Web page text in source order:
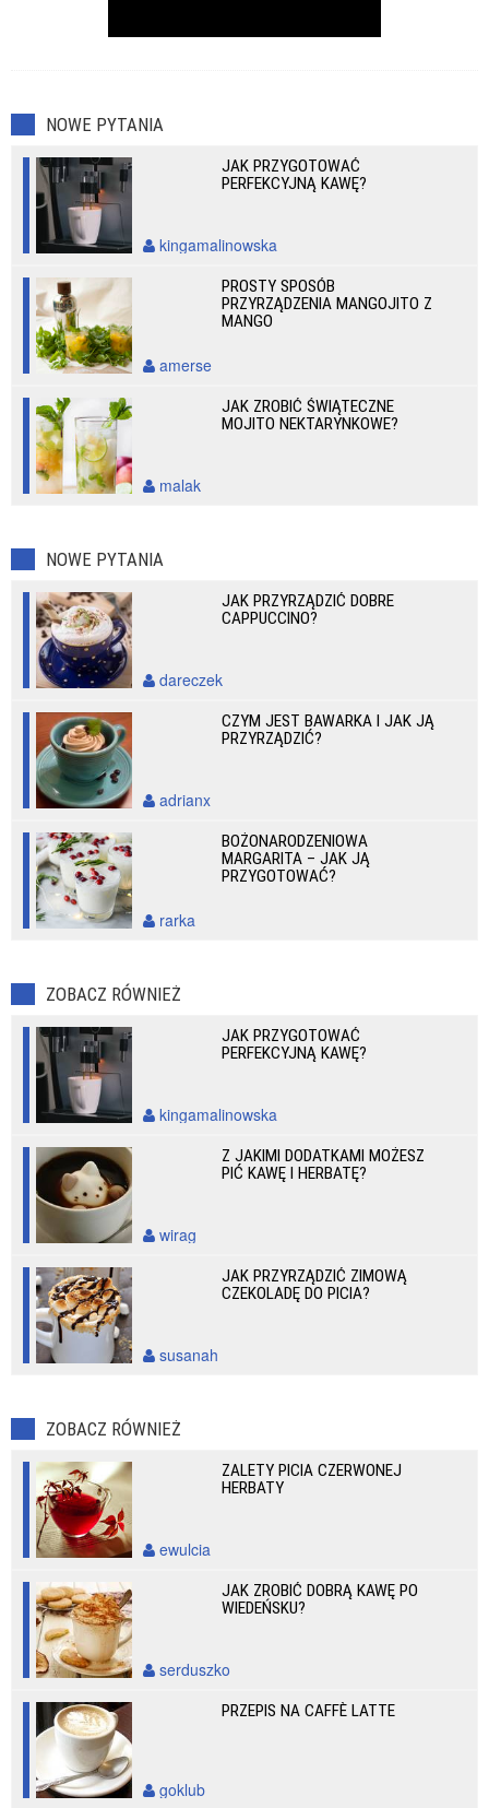
NOWE PYTANIA
JAK PRZYGOTOWAĆ
PERFEKCYJNĄ KAWĘ?
kingamalinowska
PROSTY SPOSÓB
PRZYRZĄDZENIA MANGOJITO Z
MANGO
amerse
JAK ZROBIĆ ŚWIĄTECZNE
MOJITO NEKTARYNKOWE?
malak
NOWE PYTANIA
JAK PRZYRZĄDZIĆ DOBRE
CAPPUCCINO?
dareczek
CZYM JEST BAWARKA I JAK JĄ
PRZYRZĄDZIĆ?
adrianx
BOŻONARODZENIOWA
MARGARITA – JAK JĄ
PRZYGOTOWAĆ?
rarka
ZOBACZ RÓWNIEŻ
JAK PRZYGOTOWAĆ
PERFEKCYJNĄ KAWĘ?
kingamalinowska
Z JAKIMI DODATKAMI MOŻESZ
PIĆ KAWĘ I HERBATĘ?
wirag
JAK PRZYRZĄDZIĆ ZIMOWĄ
CZEKOLADĘ DO PICIA?
susanah
ZOBACZ RÓWNIEŻ
ZALETY PICIA CZERWONEJ
HERBATY
ewulcia
JAK ZROBIĆ DOBRĄ KAWĘ PO
WIEDEŃSKU?
serduszko
PRZEPIS NA CAFFÈ LATTE
goklub